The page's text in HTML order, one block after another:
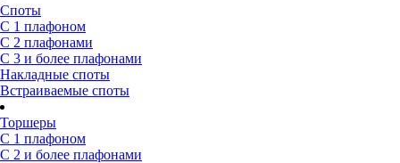
Споты
С 1 плафоном
С 2 плафонами
С 3 и более плафонами
Накладные споты
Встраиваемые споты
Торшеры
С 1 плафоном
С 2 и более плафонами